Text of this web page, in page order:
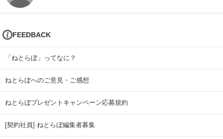
FEEDBACK
「ねとらぼ」ってなに？
ねとらぼへのご意見・ご感想
ねとらぼプレゼントキャンペーン応募規約
[契約社員] ねとらぼ編集者募集